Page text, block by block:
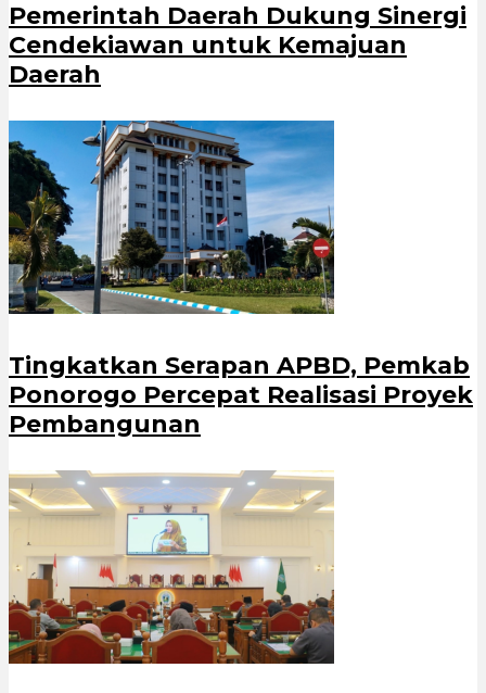
Pemerintah Daerah Dukung Sinergi
Cendekiawan untuk Kemajuan
Daerah
Tingkatkan Serapan APBD, Pemkab
Ponorogo Percepat Realisasi Proyek
Pembangunan